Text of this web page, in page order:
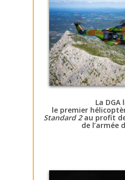
La DGA
le premier
Standard 2au profit
de l’armée